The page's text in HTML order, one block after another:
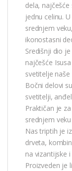
dela,
jednu celinu.
srednjem
ikonostasni
Središnji dio
najčešće
svetitelje naše
Bočni delovi
svetitelji,
Praktičan je
srednjem
Nas triptih je
drveta,
na vizantijske
Proizveden je